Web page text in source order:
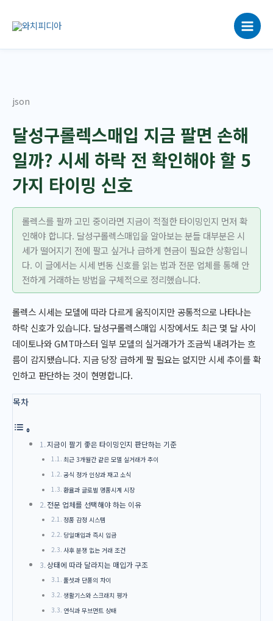
로
json
달성구롤렉스매입 지금 팔면 손해
일까? 시세 하락 전 확인해야 할 5
가지 타이밍 신호
롤렉스를 팔까 고민 중이라면 지금이 적절한 타이밍인지 먼저 확
인해야 합니다. 달성구롤렉스매입을 알아보는 분들 대부분은 시
세가 떨어지기 전에 팔고 싶거나 급하게 현금이 필요한 상황입니
다. 이 글에서는 시세 변동 신호를 읽는 법과 전문 업체를 통해 안
전하게 거래하는 방법을 구체적으로 정리했습니다.
롤렉스 시세는 모델에 따라 다르게 움직이지만 공통적으로 나타나는
하락 신호가 있습니다. 달성구롤렉스매입 시장에서도 최근 몇 달 사이
데이토나와 GMT마스터 일부 모델의 실거래가가 조금씩 내려가는 흐
름이 감지됐습니다. 지금 당장 급하게 팔 필요는 없지만 시세 추이를 확
인하고 판단하는 것이 현명합니다.
목차
지금이 팔기 좋은 타이밍인지 판단하는 기준
최근 3개월간 같은 모델 실거래가 추이
공식 정가 인상과 재고 소식
환율과 글로벌 명품시계 시장
전문 업체를 선택해야 하는 이유
정품 감정 시스템
당일매입과 즉시 입금
사후 분쟁 없는 거래 조건
상태에 따라 달라지는 매입가 구조
풀셋과 단품의 차이
생활기스와 스크래치 평가
연식과 무브먼트 상태